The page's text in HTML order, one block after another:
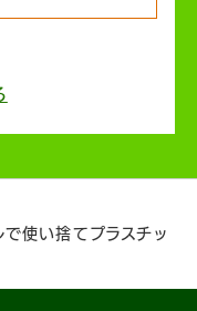
で使い捨てプラスチッ